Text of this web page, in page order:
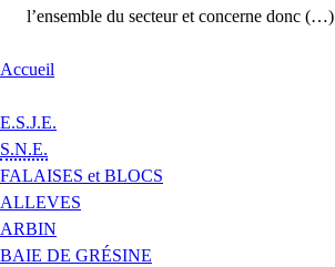
l’ensemble du secteur et concerne donc (…)
Accueil
E.S.J.E.
S.N.E.
FALAISES et BLOCS
ALLEVES
ARBIN
BAIE DE GRÉSINE